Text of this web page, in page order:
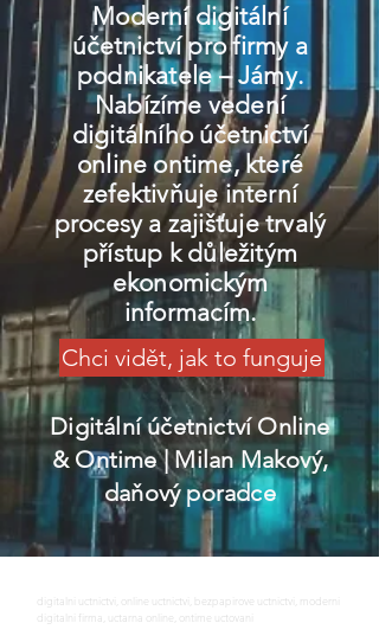
Moderní digitální
účetnictví pro firmy a
podnikatele – Jámy.
Nabízíme vedení
digitálního účetnictví
online ontime, které
zefektivňuje interní
procesy a zajišťuje trvalý
přístup k důležitým
ekonomickým
informacím.
Chci vidět, jak to funguje
Digitální účetnictví Online
& Ontime| Milan Makový,
daňový poradce
digitalni uctnictvi, online uctnictvi, bezpapirove uctnictvi, moderni
digitalni firma, uctarna online, ontime uctovani